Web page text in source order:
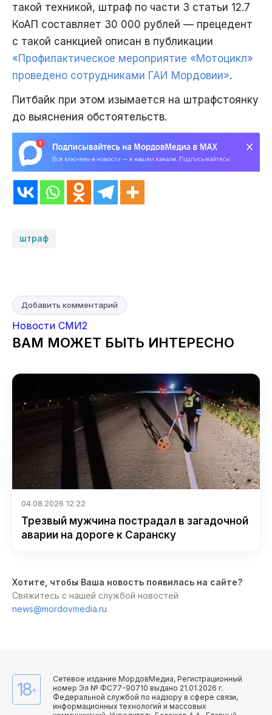
такой техникой, штраф по части 3 статьи 12.7
КоАП составляет 30 000 рублей — прецедент
с такой санкцией описан в публикации
«Профилактическое мероприятие «Мотоцикл»
проведено сотрудниками ГАИ Мордовии».
Питбайк при этом изымается на штрафстоянку
до выяснения обстоятельств.
штраф
Добавить комментарий
Новости СМИ2
ВАМ МОЖЕТ БЫТЬ ИНТЕРЕСНО
04.08.2026 12:22
Трезвый мужчина пострадал в загадочной
аварии на дороге к Саранску
Хотите, чтобы Ваша новость появилась на сайте?
Свяжитесь с нашей службой новостей
news@mordovmedia.ru
18+
Сетевое издание МордовМедиа, Регистрационный
номер Эл № ФС77-90710 выдано 21.01.2026 г.
Федеральной службой по надзору в сфере связи,
информационных технологий и массовых